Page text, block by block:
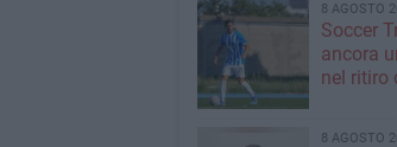
8 AGOSTO
Soccer
ancora
nel ritiro
8 AGOSTO